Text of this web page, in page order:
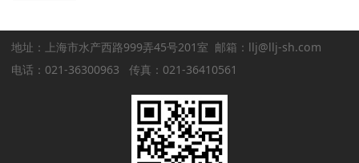
地址：上海市水产西路999弄45号201室 邮箱：llj@llj-sh.com
电话：021-36300963 传真：021-36410561